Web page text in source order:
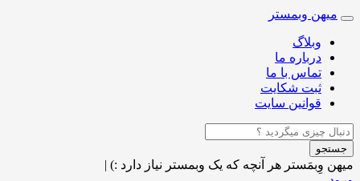
Toggle
navigation
میهن وبمستر
وبلاگ
درباره ما
تماس با ما
ثبت شکایت
قوانین سایت
جستجو
میهن وِبمَستر هر آنچه که یک وبمستر نیاز دارد :) |